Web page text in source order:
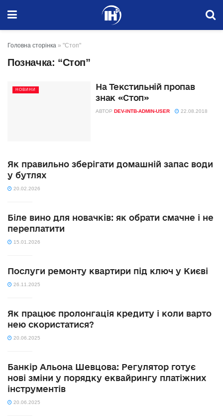
Головна сторінка » "Стоп"
Позначка: “Стоп”
НОВИНИ
На Текстильній пропав
знак «Стоп»
АВТОР DEV-INTB-ADMIN-USER 22.08.2018
Як правильно зберігати домашній запас води
у бутлях
20.02.2026
Біле вино для новачків: як обрати смачне і не
переплатити
15.01.2026
Послуги ремонту квартири під ключ у Києві
26.11.2025
Як працює пролонгація кредиту і коли варто
нею скористатися?
20.06.2025
Банкір Альона Шевцова: Регулятор готує
нові зміни у порядку еквайрингу платіжних
інструментів
20.06.2025